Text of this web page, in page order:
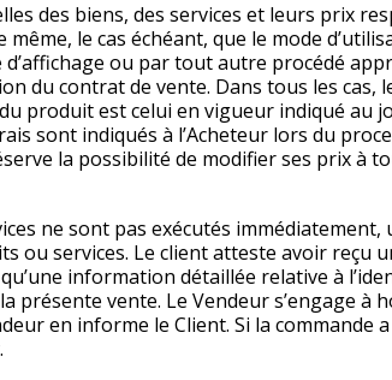
des biens, des services et leurs prix
même, le cas échéant, que le mode
ou par tout autre procédé
du contrat de vente. Dans tous les
produit est celui en vigueur indiqué
sont indiqués à l’Acheteur lors du
la possibilité de modifier ses prix
ne sont pas exécutés
ou services. Le client atteste avoir reçu
information détaillée relative à
présente vente. Le Vendeur s’engage
en informe le Client. Si la commande